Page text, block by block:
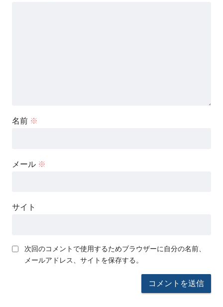
名前 ※
メール ※
サイト
次回のコメントで使用するためブラウザーに自分の名前、
メールアドレス、サイトを保存する。